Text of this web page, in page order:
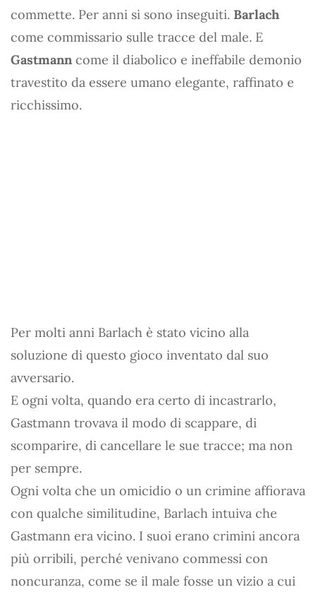
commette. Per anni si sono inseguiti. Barlach
come commissario sulle tracce del male. E
Gastmann come il diabolico e ineffabile demonio
travestito da essere umano elegante, raffinato e
ricchissimo.
Per molti anni Barlach è stato vicino alla
soluzione di questo gioco inventato dal suo
avversario.
E ogni volta, quando era certo di incastrarlo,
Gastmann trovava il modo di scappare, di
scomparire, di cancellare le sue tracce; ma non
per sempre.
Ogni volta che un omicidio o un crimine affiorava
con qualche similitudine, Barlach intuiva che
Gastmann era vicino. I suoi erano crimini ancora
più orribili, perché venivano commessi con
noncuranza, come se il male fosse un vizio a cui